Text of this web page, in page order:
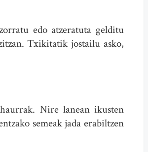
edo atzeratuta gelditu
Txikitatik jostailu asko,
Nire lanean ikusten
semeak jada erabiltzen